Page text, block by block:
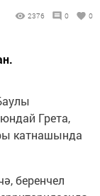
2376 0 0
Грета,
катнашында
беренчел